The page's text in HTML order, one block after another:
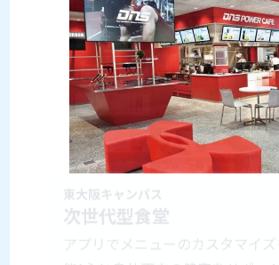
東大阪キャンパス
次世代型食堂
アプリでメニューのカスタマイズ
能！心と身体両方の健康をサポー